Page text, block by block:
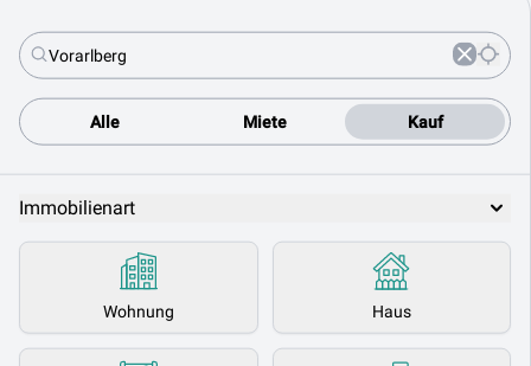
Alle Miete Kauf
Immobilienart
Wohnung Haus